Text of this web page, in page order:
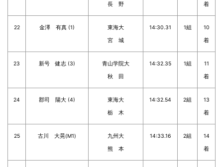
長 野
着
22 金澤 有真 (1)
東海大
宮 城
14:30.31 1組
10
着
23 新号 健志 (3)
青山学院大
秋 田
14:32.35 1組
11
着
24 郡司 陽大 (4)
東海大
栃 木
14:32.54 2組
13
着
25 古川 大晃(M1)
九州大
熊 本
14:33.16 2組
14
着